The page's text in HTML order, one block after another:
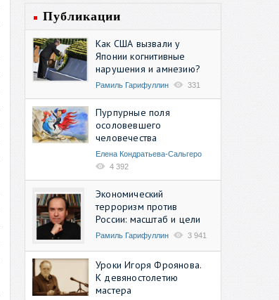
Публикации
Как США вызвали у
Японии когнитивные
нарушения и амнезию?
Рамиль Гарифуллин 331
Пурпурные поля
осоловевшего
человечества
Елена Кондратьева-Сальгеро
4 392
Экономический
терроризм против
России: масштаб и цели
Рамиль Гарифуллин 3 941
Уроки Игоря Фроянова.
К девяностолетию
мастера